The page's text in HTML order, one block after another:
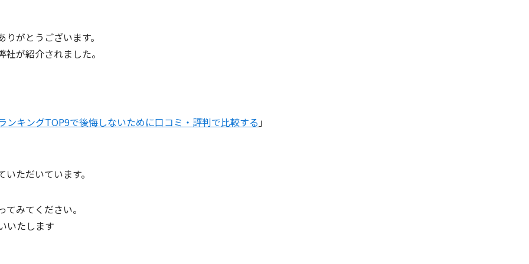
がとうございます。
社が紹介されました。
ンキングTOP9で後悔しないために口コミ・評判で比較する 」
ただいています。
みてください。
いたします